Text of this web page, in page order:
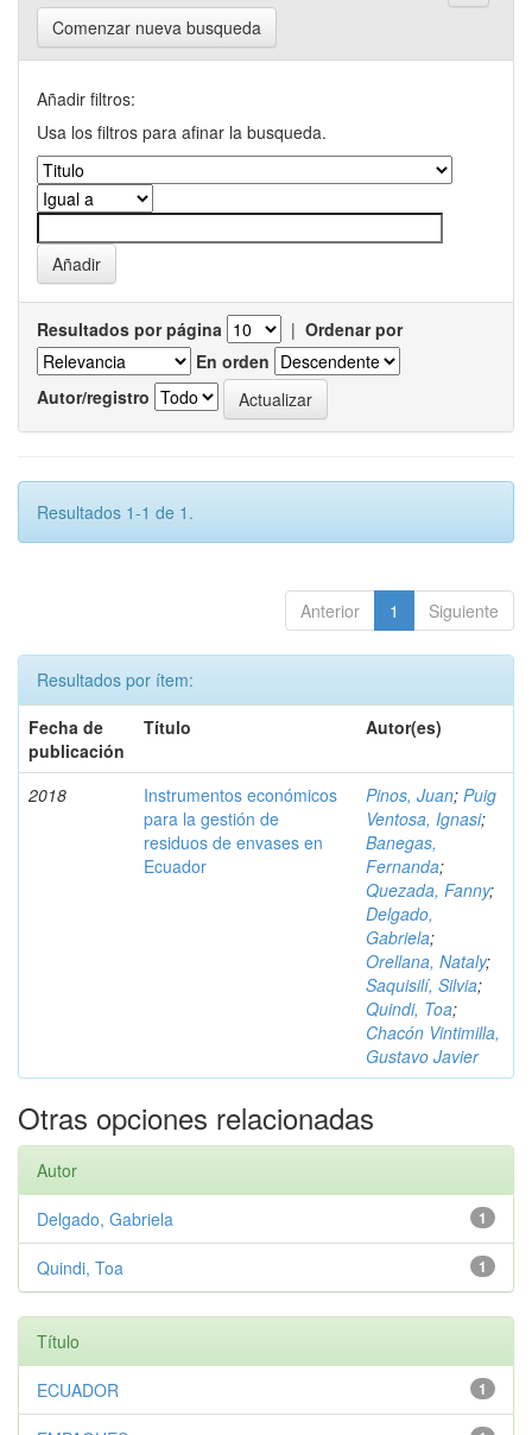
Comenzar nueva busqueda
Añadir filtros:
Usa los filtros para afinar la busqueda.
Resultados por página | Ordenar por
En orden
Autor/registro
Resultados 1-1 de 1.
Anterior 1 Siguiente
Resultados por ítem:
Fecha de
publicación
Título Autor(es)
2018
Instrumentos económicos
para la gestión de
residuos de envases en
Ecuador
Pinos, Juan; Puig
Ventosa, Ignasi;
Banegas,
Fernanda;
Quezada, Fanny;
Delgado,
Gabriela;
Orellana, Nataly;
Saquisilí, Silvia;
Quindi, Toa;
Chacón Vintimilla,
Gustavo Javier
Otras opciones relacionadas
Autor
1
Delgado, Gabriela
1
Quindi, Toa
Título
1
ECUADOR